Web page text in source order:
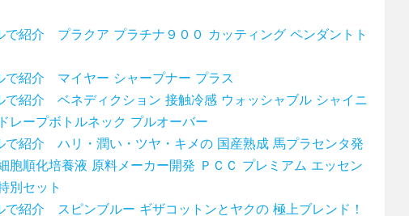
で紹介 プラクア プラチナ９００ カッティング ペンダントト
で紹介 マイヤー シャープナー プラス
で紹介 ベネディクション 接触冷感 ウォッシャブル シャイニ
レープボトルネック プルオーバー
で紹介 ハリ・潤い・ツヤ・キメの 国産熟成 馬プラセンタ発
胞順化培養液 原料メーカー開発 ＰＣＣ プレミアム エッセン
別セット
で紹介 スピンブルー ギザコットンとヤクの 極上ブレンド！